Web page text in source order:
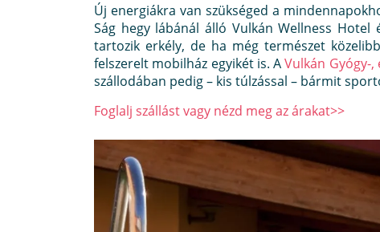
Új energiákra van szükséged a
Ság hegy lábánál álló Vulkán Wellness Hotel
tartozik erkély, de ha még természet
felszerelt mobilház egyikét is. AVulkán Gyógy-
szállodában pedig – kis túlzással – bármit
Foglalj szállást vagy nézd meg az árakat>>